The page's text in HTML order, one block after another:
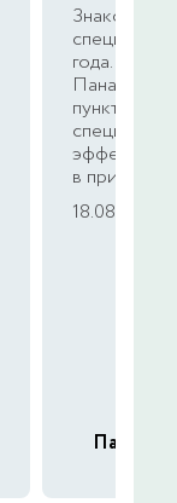
года. По
в принципе
18.08.2025